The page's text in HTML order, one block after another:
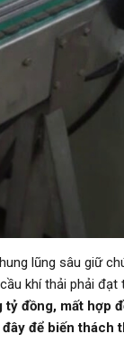
lũng sâu giữ
khí thải phải đạt
đồng, mất hợp
đây để biến thách